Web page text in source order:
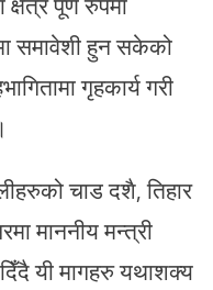
समावेशी हुन सकेको
गृहकार्य गरी
चाड दशै, तिहार
माननीय मन्त्री
यी मागहरु यथाशक्य